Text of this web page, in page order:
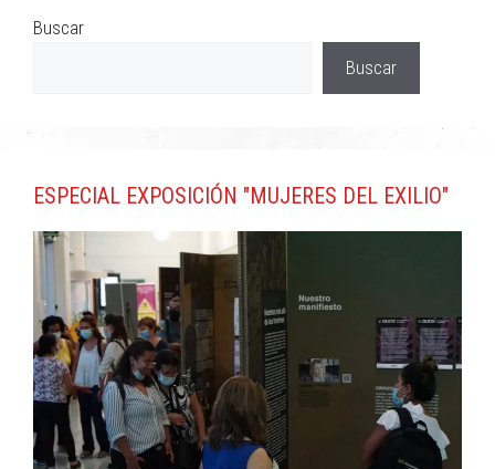
Buscar
Buscar
ESPECIAL EXPOSICIÓN "MUJERES DEL EXILIO"